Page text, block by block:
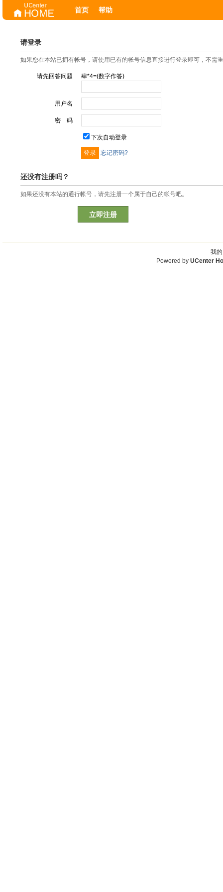
首页 帮助
请登录
如果您在本站已拥有帐号，请使用已有的帐号信息直接进行登录即可，不需
请先回答问题 肆*4=(数字作答)
用户名
密 码
下次自动登录
忘记密码?
还没有注册吗？
如果还没有本站的通行帐号，请先注册一个属于自己的帐号吧。
立即注册
我
Powered by UCenter